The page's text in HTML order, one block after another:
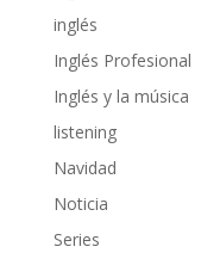
inglés
Inglés Profesional
Inglés y la música
listening
Navidad
Noticia
Series